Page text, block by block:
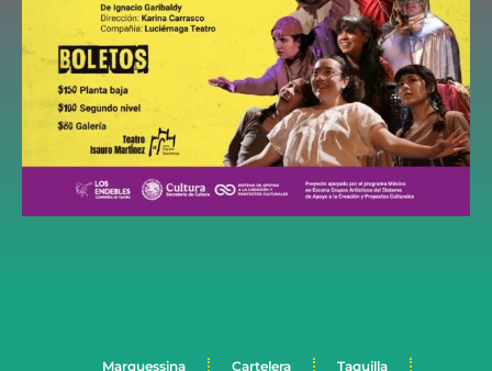
Marquessina Cartelera Taquilla